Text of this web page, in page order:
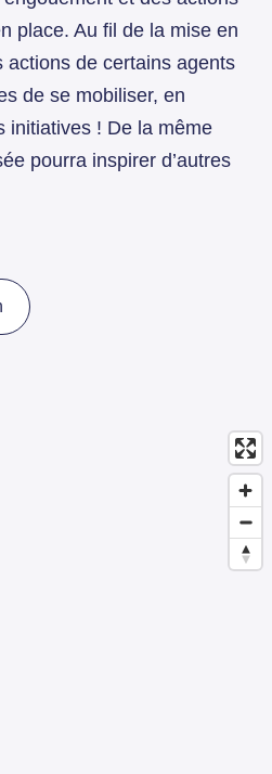
place. Au fil de la mise en
de certains agents
de se mobiliser, en
initiatives ! De la même
pourra inspirer d’autres